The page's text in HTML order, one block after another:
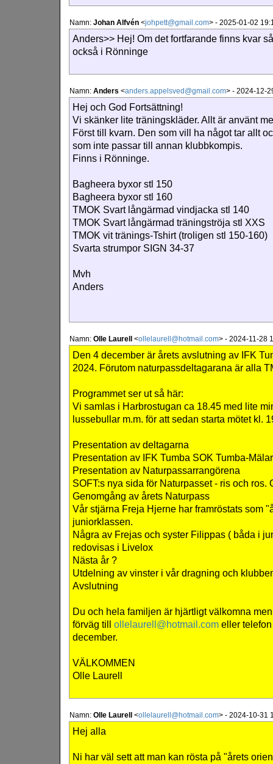
Namn: Johan Alfvén <johpett@gmail.com> - 2025-01-02
Anders>> Hej! Om det fortfarande finns kvar
också i Rönninge
Namn: Anders <anders.appelsved@gmail.com> - 2024-12-
Hej och God Fortsättning!
Vi skänker lite träningskläder. Allt är använt
Först till kvarn. Den som vill ha något tar allt
som inte passar till annan klubbkompis.
Finns i Rönninge.
Bagheera byxor stl 150
Bagheera byxor stl 160
TMOK Svart långärmad vindjacka stl 140
TMOK Svart långärmad träningströja stl XXS
TMOK vit tränings-Tshirt (troligen stl 150-160)
Svarta strumpor SIGN 34-37
Mvh
Anders
Namn: Olle Laurell <ollelaurell@hotmail.com> - 2024-11-28
Den 4 december är årets avslutning av IFK
2024. Förutom naturpassdeltagarana är alla
Programmet ser ut så här:
Vi samlas i Harbrostugan ca 18.45 med lite
lussebullar m.m. för att sedan starta mötet kl.
Presentation av deltagarna
Presentation av IFK Tumba SOK Tumba-
Presentation av Naturpassarrangörena
SOFT:s nya sida för Naturpasset - ris och ros.
Genomgång av årets Naturpass
Vår stjärna Freja Hjerne har framröstats som
juniorklassen.
Några av Frejas och syster Filippas ( båda i
redovisas i Livelox
Nästa år ?
Utdelning av vinster i vår dragning och
Avslutning
Du och hela familjen är hjärtligt välkomna
förväg till ollelaurell@hotmail.com eller
december.
VÄLKOMMEN
Olle Laurell
Namn: Olle Laurell <ollelaurell@hotmail.com> - 2024-10-31
Hej alla
Ni har väl sett att man kan rösta på "årets